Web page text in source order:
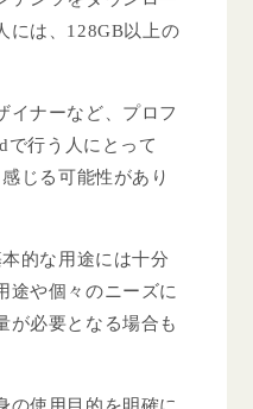
には、128GB以上の
イナーなど、プロフ
で行う人にとって
じる可能性があり
的な用途には十分
途や個々のニーズに
が必要となる場合も